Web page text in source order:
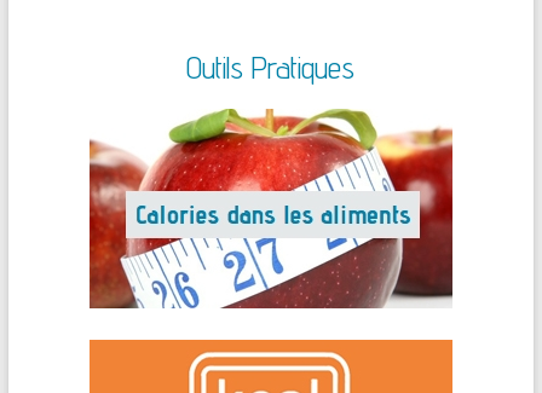
Outils Pratiques